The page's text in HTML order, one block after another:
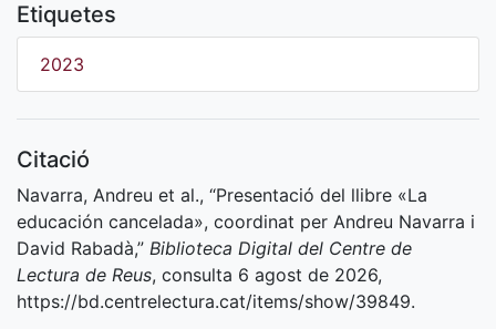
Etiquetes
2023
Citació
Navarra, Andreu et al., “Presentació del llibre «La
educación cancelada», coordinat per Andreu Navarra i
David Rabadà,” Biblioteca Digital del Centre de
Lectura de Reus, consulta 6 agost de 2026,
https://bd.centrelectura.cat/items/show/39849.